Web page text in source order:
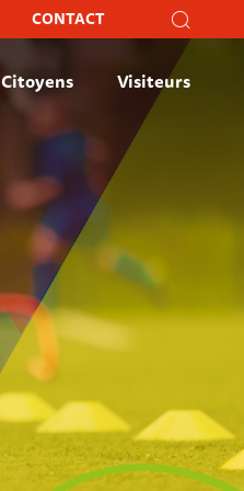
CONTACT
Citoyens Visiteurs